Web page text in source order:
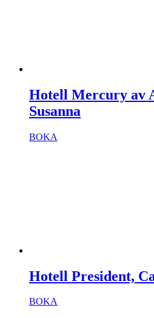
Hotell Mercury av
Susanna
BOKA
Hotell President,
BOKA